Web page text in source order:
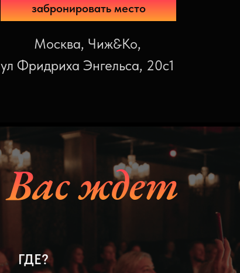
Москва, Чиж&Ко,
ул Фридриха Энгельса, 20с1
забронировать место
Вас ждет
ГДЕ?